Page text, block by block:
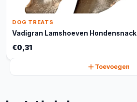
DOG TREATS
Vadigran Lamshoeven Hondensnack
€0,31
Toevoegen